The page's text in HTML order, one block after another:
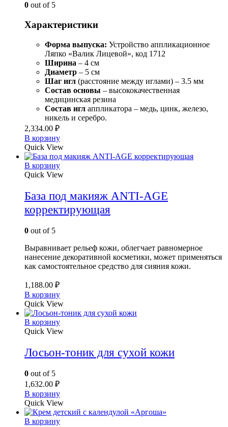
0 out of 5
Характеристики
Форма выпуска: Устройство аппликационное
Ляпко «Валик Лицевой», код 1712
Ширина – 4 см
Диаметр – 5 см
Шаг игл (расстояние между иглами) – 3.5 мм
Состав основы – высококачественная
медицинская резина
Состав игл аппликатора – медь, цинк, железо,
никель и серебро.
2,334.00 ₽
В корзину
Quick View
В корзину
Quick View
База под макияж ANTI-AGE
корректирующая
0 out of 5
Выравнивает рельеф кожи, облегчает равномерное
нанесение декоративной косметики, может применяться
как самостоятельное средство для сияния кожи.
1,188.00 ₽
В корзину
Quick View
В корзину
Quick View
Лосьон-тоник для сухой кожи
0 out of 5
1,632.00 ₽
В корзину
Quick View
В корзину